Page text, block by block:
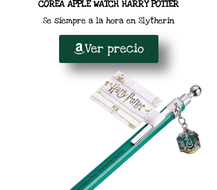
COREA APPLE WATCH HARRY POTTER
Se siempre a la hora en Slytherin
Ver precio